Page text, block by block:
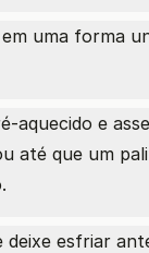
em uma forma
aquecido e
até que um
esfriar